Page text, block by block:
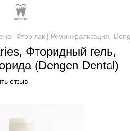
Фтор лак | Реминирализация
Фторидный гель,
(Dengen Dental)
отзыв